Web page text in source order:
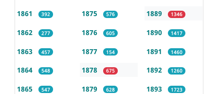
1861 392
1862 277
1863 457
1864 548
1865 547
1875 576
1876 605
1877 154
1878 675
1879 628
1889 1346
1890 1417
1891 1460
1892 1260
1893 1723